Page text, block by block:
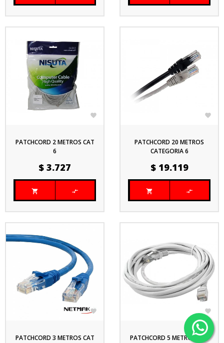

PATCHCORD 2 METROS CAT
6
Precio
$ 3.727
 

PATCHCORD 20 METROS
CATEGORIA 6
Precio
$ 19.119
 

PATCHCORD 3 METROS CAT

PATCHCORD 5 METROS CAT